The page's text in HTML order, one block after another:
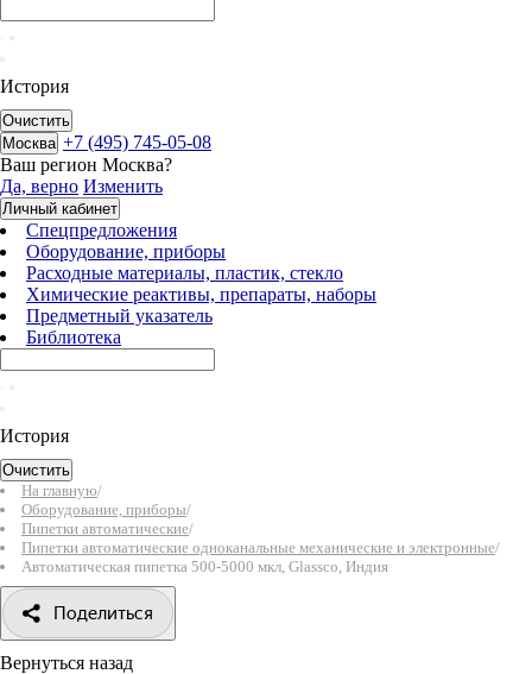
История
Очистить
Москва +7 (495) 745-05-08
Ваш регион Москва?
Да, верно Изменить
Личный кабинет
Спецпредложения
Оборудование, приборы
Расходные материалы, пластик, стекло
Химические реактивы, препараты, наборы
Предметный указатель
Библиотека
История
Очистить
На главную/
Оборудование, приборы/
Пипетки автоматические/
Пипетки автоматические одноканальные механические и электронные/
Автоматическая пипетка 500-5000 мкл, Glassco, Индия
Поделиться
Вернуться назад